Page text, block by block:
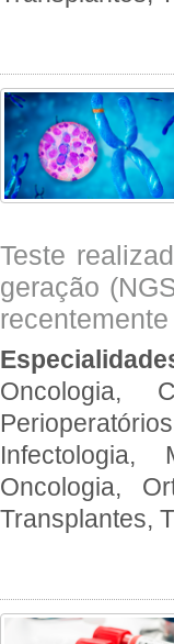
Teste
geração
Oncologia,
Infectologia,
Oncologia,
Transplantes,